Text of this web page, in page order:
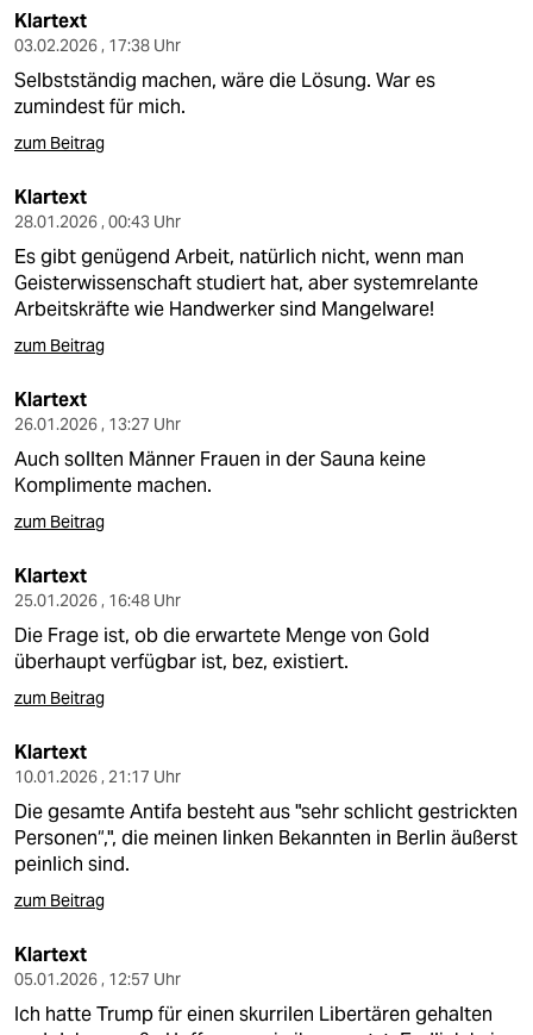
Klartext
03.02.2026 , 17:38 Uhr
Selbstständig machen, wäre die Lösung. War es
zumindest für mich.
zum Beitrag
Klartext
28.01.2026 , 00:43 Uhr
Es gibt genügend Arbeit, natürlich nicht, wenn man
Geisterwissenschaft studiert hat, aber systemrelante
Arbeitskräfte wie Handwerker sind Mangelware!
zum Beitrag
Klartext
26.01.2026 , 13:27 Uhr
Auch sollten Männer Frauen in der Sauna keine
Komplimente machen.
zum Beitrag
Klartext
25.01.2026 , 16:48 Uhr
Die Frage ist, ob die erwartete Menge von Gold
überhaupt verfügbar ist, bez, existiert.
zum Beitrag
Klartext
10.01.2026 , 21:17 Uhr
Die gesamte Antifa besteht aus "sehr schlicht gestrickten
Personen“,", die meinen linken Bekannten in Berlin äußerst
peinlich sind.
zum Beitrag
Klartext
05.01.2026 , 12:57 Uhr
Ich hatte Trump für einen skurrilen Libertären gehalten